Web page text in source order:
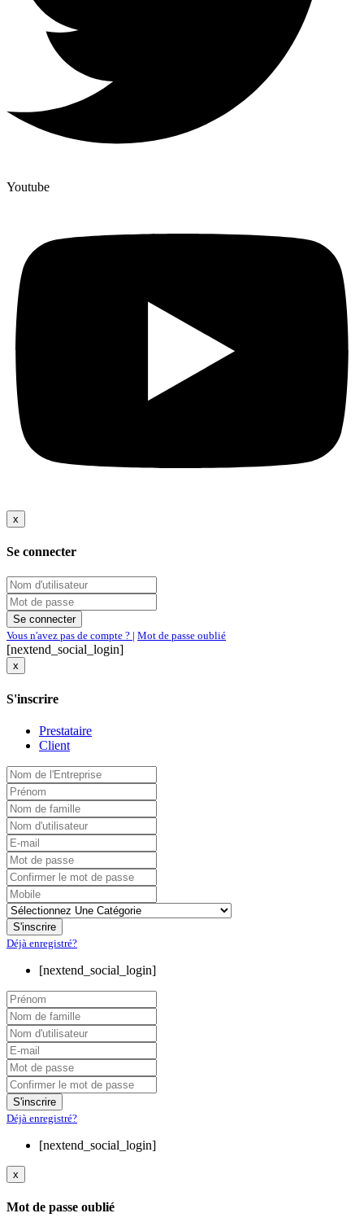
Youtube
x
Se connecter
Vous n'avez pas de compte ? | Mot de passe oublié
[nextend_social_login]
x
S'inscrire
Prestataire
Client
Déjà enregistré?
[nextend_social_login]
Déjà enregistré?
[nextend_social_login]
x
Mot de passe oublié